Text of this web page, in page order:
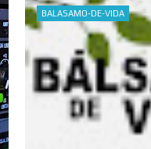
BALASAMO-DE-VIDA